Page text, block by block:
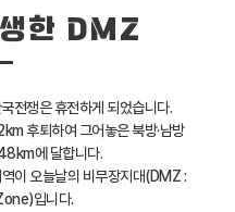
한 DMZ
전쟁은 휴전하게 되었습니다.
후퇴하여 그어놓은 북방·남방
에 달합니다.
이 오늘날의 비무장지대(DMZ :
입니다.